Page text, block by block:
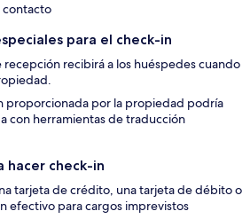
contacto
para el check-in
recepción recibirá a los huéspedes cuando
proporcionada por la propiedad podría
con herramientas de traducción
hacer check-in
tarjeta de crédito, una tarjeta de débito o
efectivo para cargos imprevistos